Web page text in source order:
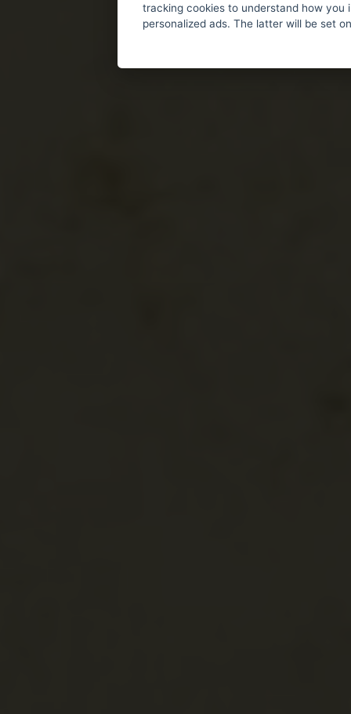
tracking cookies to understand how
personalized ads. The latter will be set